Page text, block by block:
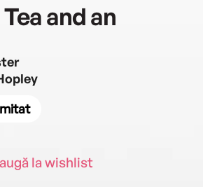
and an
la wishlist